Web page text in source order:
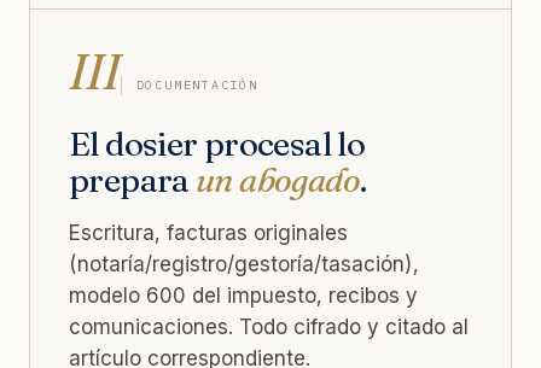
III DOCUMENTACIÓN
El dosier procesal lo
prepara un abogado.
Escritura, facturas originales
(notaría/registro/gestoría/tasación),
modelo 600 del impuesto, recibos y
comunicaciones. Todo cifrado y citado al
artículo correspondiente.